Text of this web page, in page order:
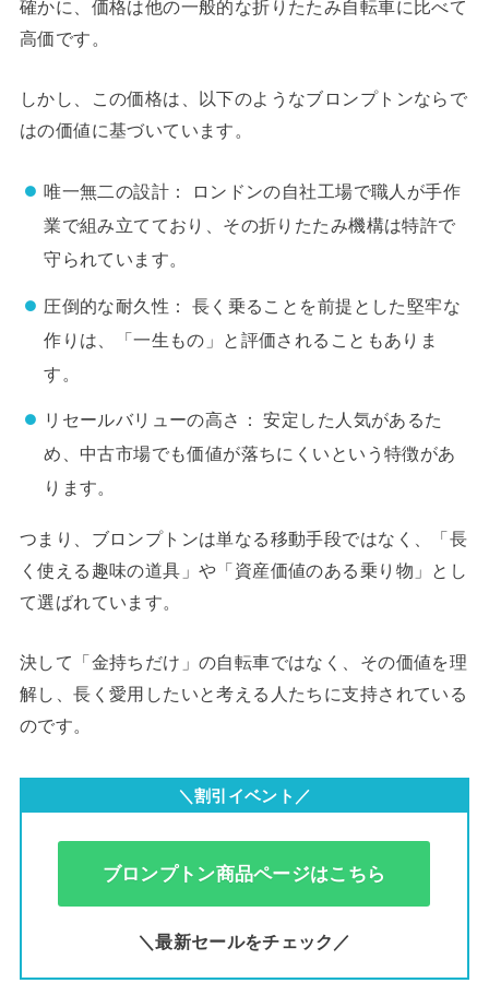
確かに、価格は他の一般的な折りたたみ自転車に比べて
高価です。
しかし、この価格は、以下のようなブロンプトンならで
はの価値に基づいています。
唯一無二の設計： ロンドンの自社工場で職人が手作
業で組み立てており、その折りたたみ機構は特許で
守られています。
圧倒的な耐久性： 長く乗ることを前提とした堅牢な
作りは、「一生もの」と評価されることもありま
す。
リセールバリューの高さ： 安定した人気があるた
め、中古市場でも価値が落ちにくいという特徴があ
ります。
つまり、ブロンプトンは単なる移動手段ではなく、「長
く使える趣味の道具」や「資産価値のある乗り物」とし
て選ばれています。
決して「金持ちだけ」の自転車ではなく、その価値を理
解し、長く愛用したいと考える人たちに支持されている
のです。
＼割引イベント／
ブロンプトン商品ページはこちら
＼最新セールをチェック／